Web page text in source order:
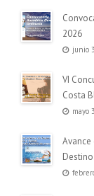
2026
junio
VI
Costa
mayo